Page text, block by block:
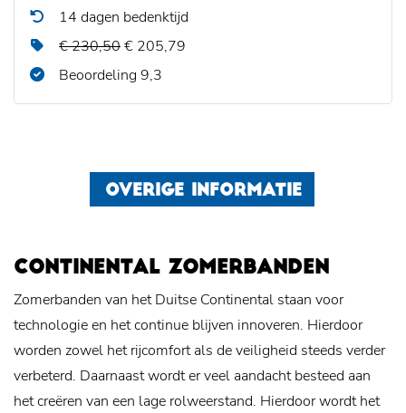
14 dagen bedenktijd
€ 230,50€ 205,79
Beoordeling 9,3
OVERIGE INFORMATIE
CONTINENTAL ZOMERBANDEN
Zomerbanden van het Duitse Continental staan voor
technologie en het continue blijven innoveren. Hierdoor
worden zowel het rijcomfort als de veiligheid steeds verder
verbeterd. Daarnaast wordt er veel aandacht besteed aan
het creëren van een lage rolweerstand. Hierdoor wordt het